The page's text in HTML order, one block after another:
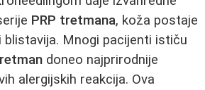
PRP tretmana, koža postaje
blistavija. Mnogi pacijenti ističu
doneo najprirodnije
alergijskih reakcija. Ova